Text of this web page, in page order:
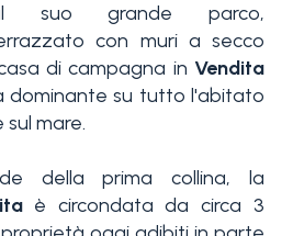
suo grande parco,
con muri a secco
di campagna in Vendita
dominante su tutto l'abitato
sul mare.
della prima collina, la
è circondata da circa 3